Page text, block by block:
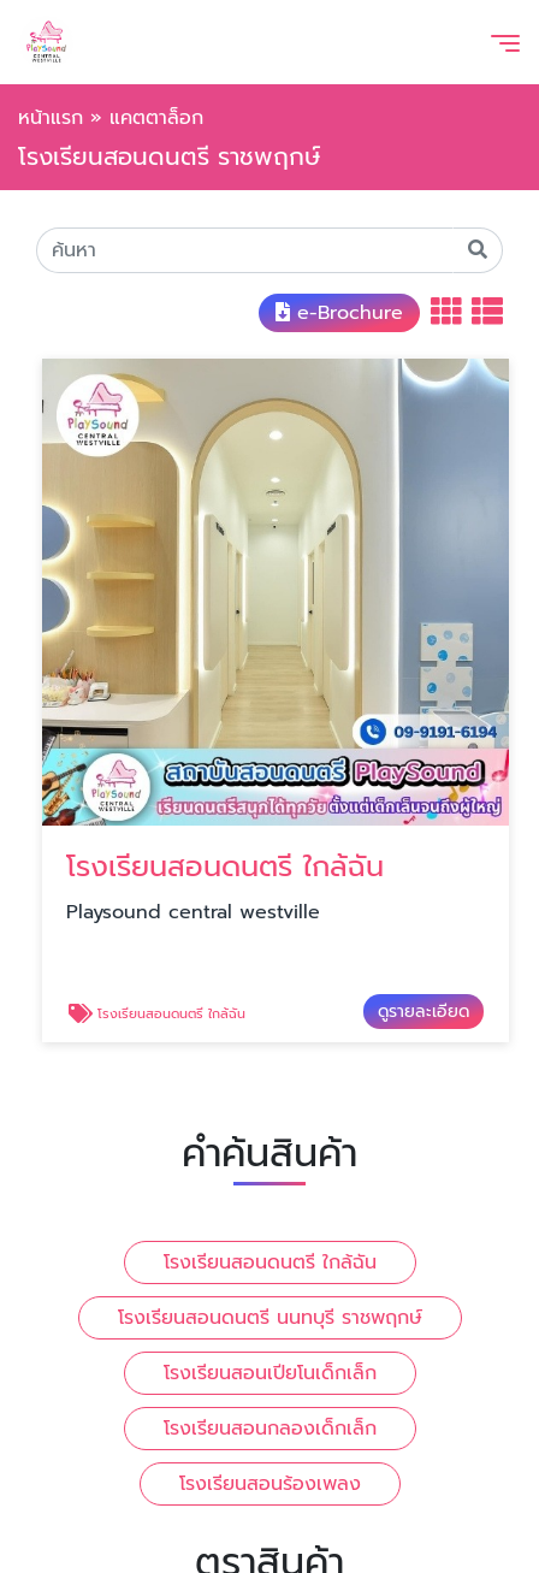
หน้าแรก » แคตตาล็อก
โรงเรียนสอนดนตรี ราชพฤกษ์
e-Brochure
โรงเรียนสอนดนตรี ใกล้ฉัน
Playsound central westville
โรงเรียนสอนดนตรี ใกล้ฉัน ดูรายละเอียด
คำค้นสินค้า
โรงเรียนสอนดนตรี ใกล้ฉัน
โรงเรียนสอนดนตรี นนทบุรี ราชพฤกษ์
โรงเรียนสอนเปียโนเด็กเล็ก
โรงเรียนสอนกลองเด็กเล็ก
โรงเรียนสอนร้องเพลง